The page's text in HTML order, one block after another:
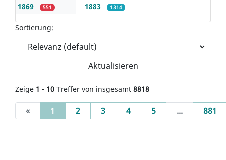
1869 551 1883 1314
Sortierung:
Aktualisieren
Zeige 1 - 10 Treffer von insgesamt 8818
« 1 (current)
2 3 4 5 ... 881